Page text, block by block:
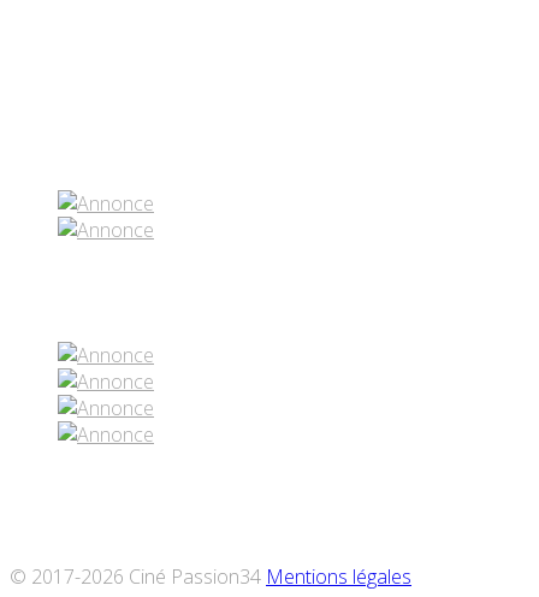
© 2017-2026 Ciné Passion34 Mentions légales